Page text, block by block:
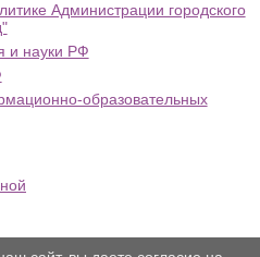
Администрации городского
и науки РФ
образовательных